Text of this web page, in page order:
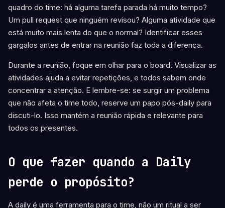
quadro do time: há alguma tarefa parada há muito tempo?
Um pull request que ninguém revisou? Alguma atividade que
está muito mais lenta do que o normal? Identificar esses
gargalos antes de entrar na reunião faz toda a diferença.
Durante a reunião, foque em olhar para o board. Visualizar as
atividades ajuda a evitar repetições, e todos sabem onde
concentrar a atenção. E lembre-se: se surgir um problema
que não afeta o time todo, reserve um papo pós-daily para
discuti-lo. Isso mantém a reunião rápida e relevante para
todos os presentes.
O que fazer quando a Daily
perde o propósito?
A daily é uma ferramenta para o time, não um ritual a ser